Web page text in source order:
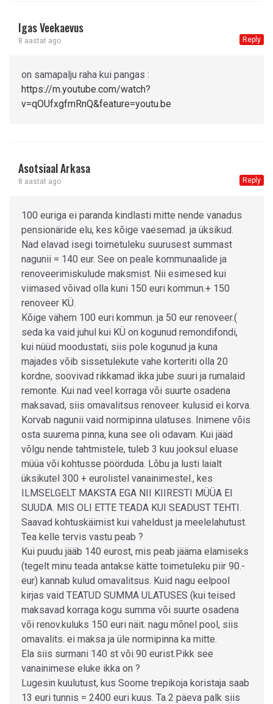
Igas Veekaevus
8 aastat ago Reply
on samapalju raha kui pangas :
https://m.youtube.com/watch?
v=qOUfxgfmRnQ&feature=youtu.be
Asotsiaal Arkasa
8 aastat ago Reply
100 euriga ei paranda kindlasti mitte nende vanadus
pensionäride elu, kes kõige vaesemad. ja üksikud.
Nad elavad isegi toimetuleku suurusest summast
nagunii = 140 eur. See on peale kommunaalide ja
renoveerimiskulude maksmist. Nii esimesed kui
viimased võivad olla kuni 150 euri kommun.+ 150
renoveer KÜ.
Kõige vähem 100 euri kommun. ja 50 eur renoveer.(
seda ka vaid juhul kui KÜ on kogunud remondifondi,
kui nüüd moodustati, siis pole kogunud ja kuna
majades võib sissetulekute vahe korteriti olla 20
kordne, soovivad rikkamad ikka jube suuri ja rumalaid
remonte. Kui nad veel korraga või suurte osadena
maksavad, siis omavalitsus renoveer. kulusid ei korva.
Korvab nagunii vaid normipinna ulatuses. Inimene võis
osta suurema pinna, kuna see oli odavam. Kui jääd
võlgu nende tahtmistele, tuleb 3 kuu jooksul eluase
müüa või kohtusse pöörduda. Lõbu ja lusti laialt
üksikutel 300 + eurolistel vanainimestel., kes
ILMSELGELT MAKSTA EGA NII KIIRESTI MÜÜA EI
SUUDA. MIS OLI ETTE TEADA KUI SEADUST TEHTI.
Saavad kohtuskäimist kui vaheldust ja meelelahutust.
Tea kelle tervis vastu peab ?
Kui puudu jääb 140 eurost, mis peab jääma elamiseks
(tegelt minu teada antakse kätte toimetuleku piir 90.-
eur) kannab kulud omavalitsus. Kuid nagu eelpool
kirjas vaid TEATUD SUMMA ULATUSES (kui teised
maksavad korraga kogu summa või suurte osadena
või renov.kuluks 150 euri näit. nagu mõnel pool, siis
omavalits. ei maksa ja üle normipinna ka mitte.
Ela siis surmani 140 st või 90 eurist.Pikk see
vanainimese eluke ikka on ?
Lugesin kuulutust, kus Soome trepikoja koristaja saab
13 euri tunnis = 2400 euri kuus. Ta 2 päeva palk siis